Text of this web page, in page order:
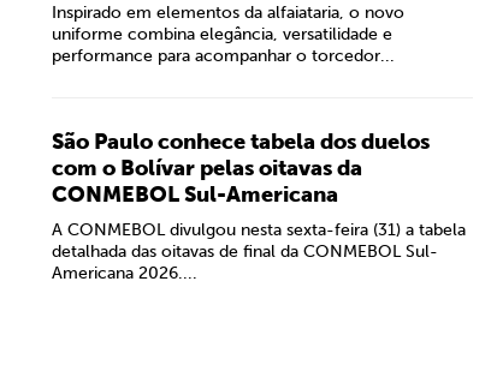
Inspirado em elementos da alfaiataria, o novo
uniforme combina elegância, versatilidade e
performance para acompanhar o torcedor...
São Paulo conhece tabela dos duelos
com o Bolívar pelas oitavas da
CONMEBOL Sul-Americana
A CONMEBOL divulgou nesta sexta-feira (31) a tabela
detalhada das oitavas de final da CONMEBOL Sul-
Americana 2026....